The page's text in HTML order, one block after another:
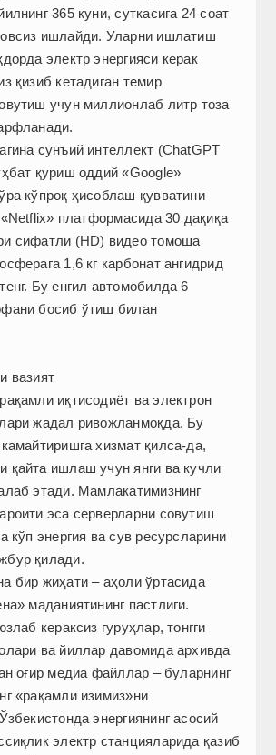
365 куни, суткасига 24 соат
ишлайди. Уларни ишлатиш
электр энергияси керак
қизиб кетадиган темир
учун миллионлаб литр тоза
сунъий интеллект (ChatGPT
қуриш оддий «Google»
кўпроқ ҳисоблаш қувватини
платформасида 30 дақиқа
сифатли (HD) видео томоша
1,6 кг карбонат ангидрид
Бу енгил автомобилда 6
босиб ўтиш билан
вазият
иқтисодиёт ва электрон
жадал ривожланмоқда. Бу
камайтиришга хизмат қилса-да,
қайта ишлаш учун янги ва кучли
этади. Мамлакатимизнинг
эса серверларни совутиш
кўп энергия ва сув ресурсларини
қилади.
бир жиҳати – аҳоли ўртасида
маданиятининг пастлиги.
кераксиз гуруҳлар, тонгги
ва йиллар давомида архивда
оғир медиа файллар – буларнинг
«рақамли изимиз»ни
энергиянинг асосий
электр станцияларида қазиб